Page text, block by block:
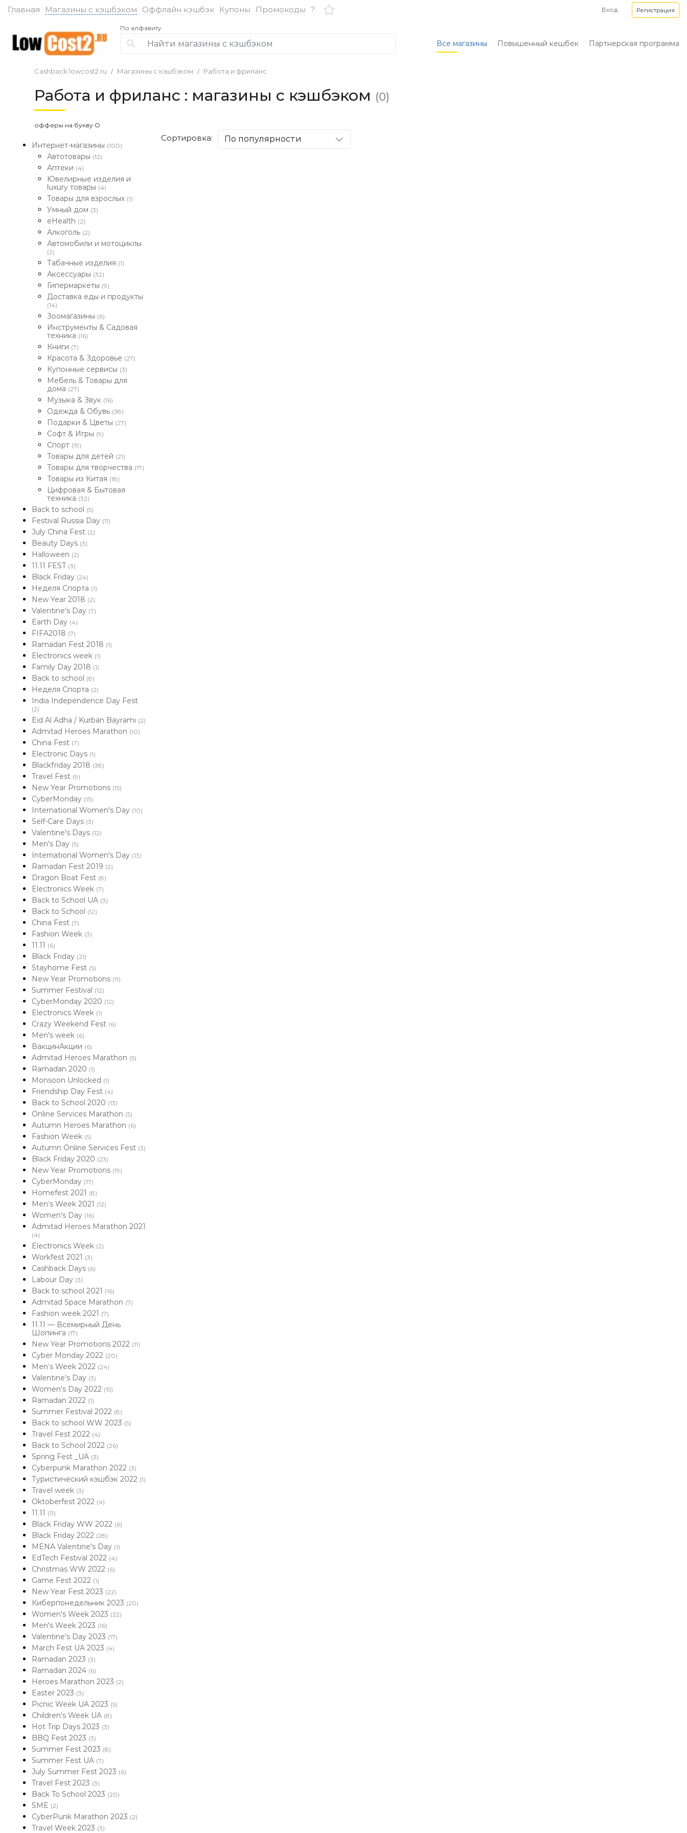
Главная Магазины с кэшбэком Оффлайн кэшбэк Купоны Промокоды ? Вход Регистрация
По алфавиту
Все магазины Повышенный кешбек Партнерская программа
Cashback.lowcost2.ru Магазины с кэшбэком Работа и фриланс
Работа и фриланс : магазины с кэшбэком (0)
офферы на букву O
Интернет-магазины (100)
Автотовары (12)
Аптеки (4)
Ювелирные изделия и
luxury товары (4)
Товары для взрослых (1)
Умный дом (3)
eHealth (2)
Алкоголь (2)
Автомобили и мотоциклы
(2)
Табачные изделия (1)
Аксессуары (32)
Гипермаркеты (9)
Доставка еды и продукты
(14)
Зоомагазины (6)
Инструменты & Садовая
техника (16)
Книги (7)
Красота & Здоровье (27)
Купонные сервисы (3)
Мебель & Товары для
дома (27)
Музыка & Звук (16)
Одежда & Обувь (38)
Подарки & Цветы (27)
Софт & Игры (9)
Спорт (19)
Товары для детей (21)
Товары для творчества (17)
Товары из Китая (18)
Цифровая & Бытовая
техника (32)
Back to school (5)
Festival Russia Day (11)
July China Fest (2)
Beauty Days (3)
Halloween (2)
11.11 FEST (3)
Black Friday (24)
Неделя Спорта (1)
New Year 2018 (2)
Valentine's Day (7)
Earth Day (4)
FIFA2018 (7)
Ramadan Fest 2018 (1)
Electronics week (1)
Family Day 2018 (1)
Back to school (8)
Неделя Спорта (2)
India Independence Day Fest
(2)
Eid Al Adha / Kurban Bayramı (2)
Admitad Heroes Marathon (10)
China Fest (7)
Electronic Days (1)
Blackfriday 2018 (38)
Travel Fest (9)
New Year Promotions (15)
CyberMonday (15)
International Women's Day (10)
Self-Care Days (3)
Valentine's Days (12)
Men's Day (5)
International Women's Day (13)
Ramadan Fest 2019 (2)
Dragon Boat Fest (8)
Electronics Week (7)
Back to School UA (3)
Back to School (12)
China Fest (7)
Fashion Week (3)
11.11 (6)
Black Friday (21)
Stayhome Fest (5)
New Year Promotions (11)
Summer Festival (12)
CyberMonday 2020 (12)
Electronics Week (1)
Crazy Weekend Fest (6)
Men's week (6)
ВакцинАкции (6)
Admitad Heroes Marathon (5)
Ramadan 2020 (1)
Monsoon Unlocked (1)
Friendship Day Fest (4)
Back to School 2020 (13)
Online Services Marathon (5)
Autumn Heroes Marathon (6)
Fashion Week (5)
Autumn Online Services Fest (3)
Black Friday 2020 (23)
New Year Promotions (19)
CyberMonday (17)
Homefest 2021 (8)
Men’s Week 2021 (12)
Women's Day (16)
Admitad Heroes Marathon 2021
(4)
Electronics Week (2)
Workfest 2021 (3)
Cashback Days (6)
Labour Day (3)
Back to school 2021 (16)
Admitad Space Marathon (7)
Fashion week 2021 (7)
11.11 — Всемирный День
Шопинга (17)
New Year Promotions 2022 (11)
Cyber Monday 2022 (20)
Men’s Week 2022 (24)
Valentine's Day (3)
Women's Day 2022 (15)
Ramadan 2022 (1)
Summer Festival 2022 (8)
Back to school WW 2023 (5)
Travel Fest 2022 (4)
Back to School 2022 (26)
Spring Fest _UA (3)
Cyberpunk Marathon 2022 (3)
Туристический кэшбэк 2022 (1)
Travel week (3)
Oktoberfest 2022 (4)
11.11 (11)
Black Friday WW 2022 (6)
Black Friday 2022 (28)
MENA Valentine's Day (1)
EdTech Festival 2022 (4)
Christmas WW 2022 (6)
Game Fest 2022 (1)
New Year Fest 2023 (22)
Киберпонедельник 2023 (20)
Women's Week 2023 (22)
Men's Week 2023 (16)
Valentine's Day 2023 (17)
March Fest UA 2023 (4)
Ramadan 2023 (3)
Ramadan 2024 (6)
Heroes Marathon 2023 (2)
Easter 2023 (3)
Picnic Week UA 2023 (5)
Children's Week UA (8)
Hot Trip Days 2023 (3)
BBQ Fest 2023 (3)
Summer Fest 2023 (8)
Summer Fest UA (7)
July Summer Fest 2023 (6)
Travel Fest 2023 (3)
Back To School 2023 (20)
SME (2)
CyberPunk Marathon 2023 (2)
Travel Week 2023 (3)
Сортировка: По популярности